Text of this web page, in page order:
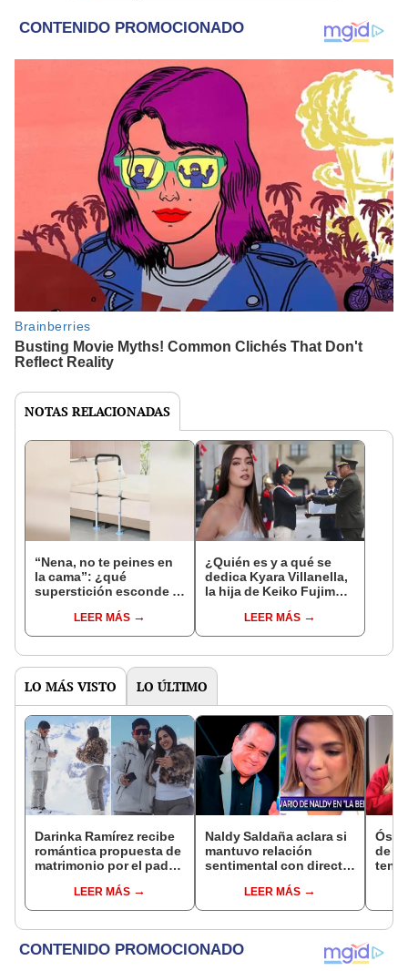
NOTAS RELACIONADAS
“Nena, no te peines en
la cama”: ¿qué
superstición esconde la
Enanitos Verdes?
LEER MÁS
¿Quién es y a qué se
dedica Kyara Villanella,
la hija de Keiko Fujimori
nivel nacional?
LEER MÁS
LO MÁS VISTO LO ÚLTIMO
Darinka Ramírez recibe
romántica propuesta de
matrimonio por el padre
nervios, lágrimas y
muchísima felicidad"
LEER MÁS
Naldy Saldaña aclara si
mantuvo relación
sentimental con director
denunciarlo por
tocamientos: “Me
LEER MÁS
de